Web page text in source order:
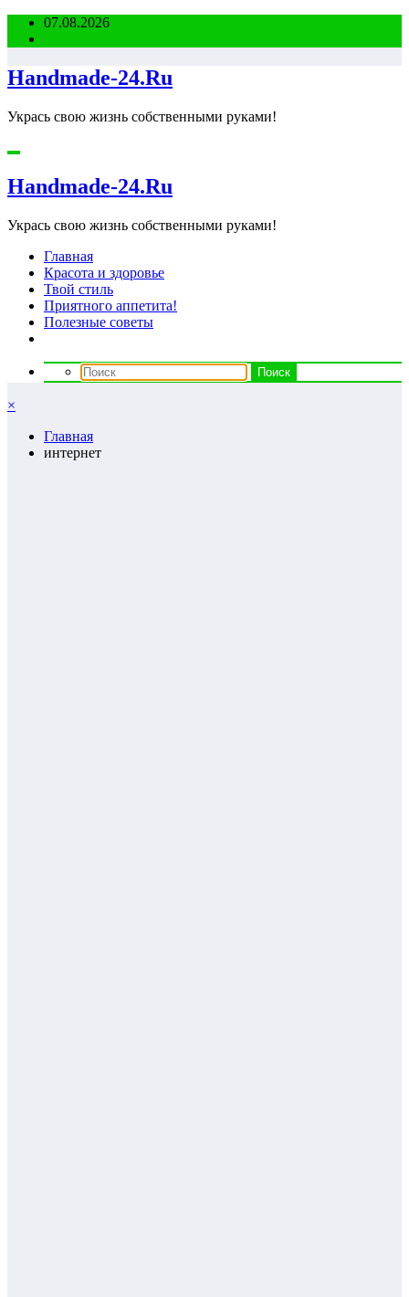
Перейти07.08.2026
Handmade-24.Ru
Укрась свою жизнь собственными руками!
Handmade-24.Ru
Укрась свою жизнь собственными руками!
Главная
Красота и здоровье
Твой стиль
Приятного аппетита!
Полезные советы
×
Главная
интернет